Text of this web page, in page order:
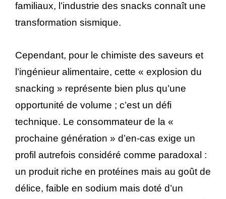
familiaux, l’industrie des snacks connaît une
transformation sismique.
Cependant, pour le chimiste des saveurs et
l’ingénieur alimentaire, cette « explosion du
snacking » représente bien plus qu’une
opportunité de volume ; c’est un défi
technique. Le consommateur de la «
prochaine génération » d’en-cas exige un
profil autrefois considéré comme paradoxal :
un produit riche en protéines mais au goût de
délice, faible en sodium mais doté d’un